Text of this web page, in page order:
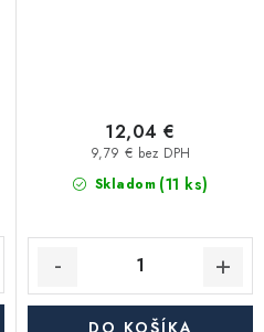
Skladom (11 ks)
9,79 € bez DPH
12,04 €
DO KOŠÍKA